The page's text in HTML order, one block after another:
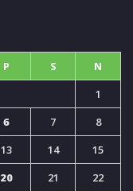
P S N
1
6 7
8
13 14
15
20 21
22